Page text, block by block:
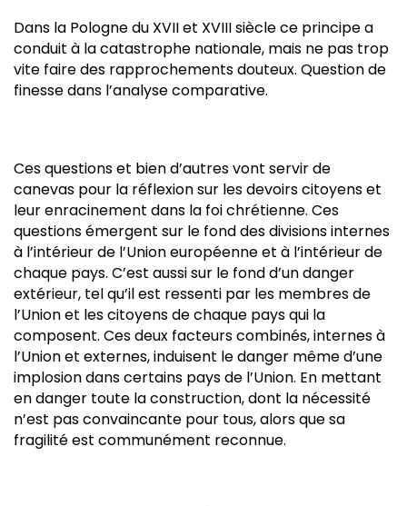
Dans la Pologne du XVII et XVIII siècle ce principe a
conduit à la catastrophe nationale, mais ne pas trop
vite faire des rapprochements douteux. Question de
finesse dans l’analyse comparative.
Ces questions et bien d’autres vont servir de
canevas pour la réflexion sur les devoirs citoyens et
leur enracinement dans la foi chrétienne. Ces
questions émergent sur le fond des divisions internes
à l’intérieur de l’Union européenne et à l’intérieur de
chaque pays. C’est aussi sur le fond d’un danger
extérieur, tel qu’il est ressenti par les membres de
l’Union et les citoyens de chaque pays qui la
composent. Ces deux facteurs combinés, internes à
l’Union et externes, induisent le danger même d’une
implosion dans certains pays de l’Union. En mettant
en danger toute la construction, dont la nécessité
n’est pas convaincante pour tous, alors que sa
fragilité est communément reconnue.